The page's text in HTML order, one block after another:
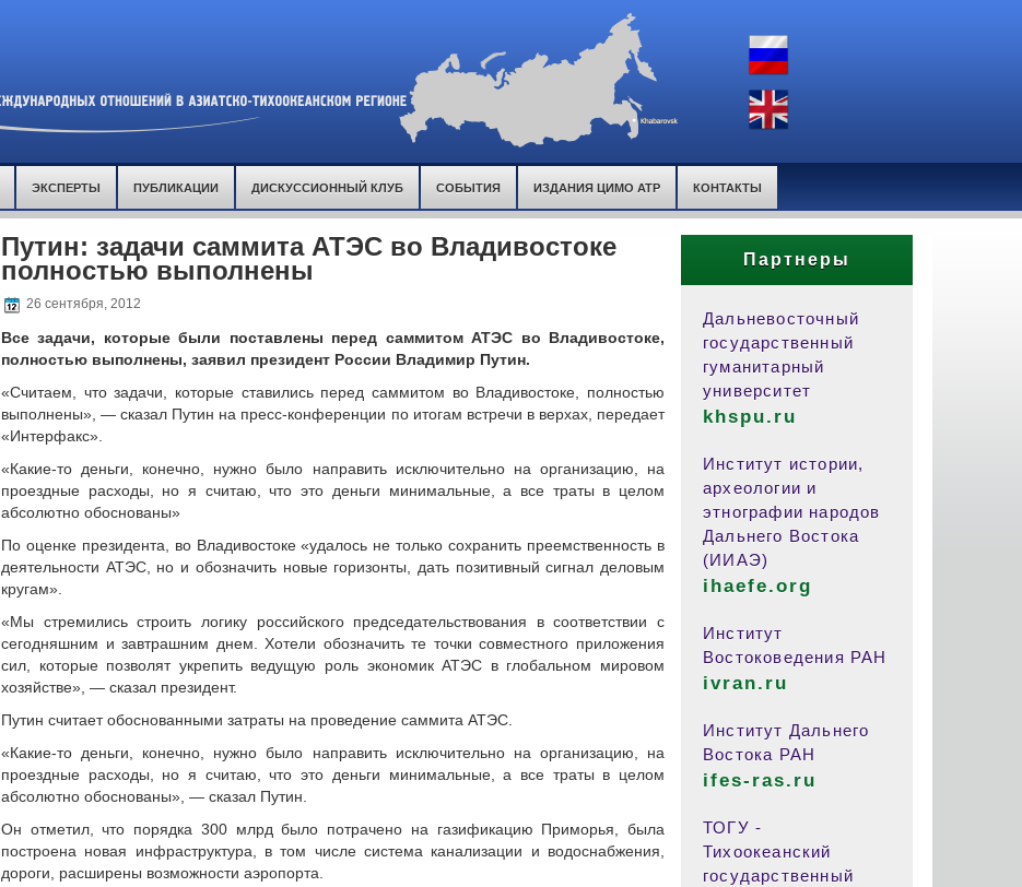
ЭКСПЕРТЫ ПУБЛИКАЦИИ ДИСКУССИОННЫЙ КЛУБ СОБЫТИЯ ИЗДАНИЯ ЦИМО АТР КОНТАКТЫ
Путин: задачи саммита АТЭС во Владивостоке
полностью выполнены
26 сентября, 2012
Все задачи, которые были поставлены перед саммитом АТЭС во Владивостоке,
полностью выполнены, заявил президент России Владимир Путин.
«Считаем, что задачи, которые ставились перед саммитом во Владивостоке, полностью
выполнены», — сказал Путин на пресс-конференции по итогам встречи в верхах, передает
«Интерфакс».
«Какие-то деньги, конечно, нужно было направить исключительно на организацию, на
проездные расходы, но я считаю, что это деньги минимальные, а все траты в целом
абсолютно обоснованы»
По оценке президента, во Владивостоке «удалось не только сохранить преемственность в
деятельности АТЭС, но и обозначить новые горизонты, дать позитивный сигнал деловым
кругам».
«Мы стремились строить логику российского председательствования в соответствии с
сегодняшним и завтрашним днем. Хотели обозначить те точки совместного приложения
сил, которые позволят укрепить ведущую роль экономик АТЭС в глобальном мировом
хозяйстве», — сказал президент.
Путин считает обоснованными затраты на проведение саммита АТЭС.
«Какие-то деньги, конечно, нужно было направить исключительно на организацию, на
проездные расходы, но я считаю, что это деньги минимальные, а все траты в целом
абсолютно обоснованы», — сказал Путин.
Он отметил, что порядка 300 млрд было потрачено на газификацию Приморья, была
построена новая инфраструктура, в том числе система канализации и водоснабжения,
дороги, расширены возможности аэропорта.
Партнеры
Дальневосточный
государственный
гуманитарный
университет
khspu.ru
Институт истории,
археологии и
этнографии народов
Дальнего Востока
(ИИАЭ)
ihaefe.org
Институт
Востоковедения РАН
ivran.ru
Институт Дальнего
Востока РАН
ifes-ras.ru
ТОГУ -
Тихоокеанский
государственный